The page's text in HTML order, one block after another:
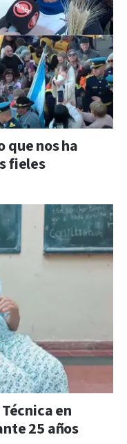
que nos ha
fieles
en
25 años